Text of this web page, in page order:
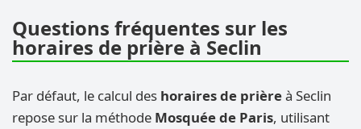
Questions fréquentes sur les
horaires de prière à Seclin
Par défaut, le calcul des horaires de prièreà Seclin
repose sur la méthode Mosquée de Paris, utilisant